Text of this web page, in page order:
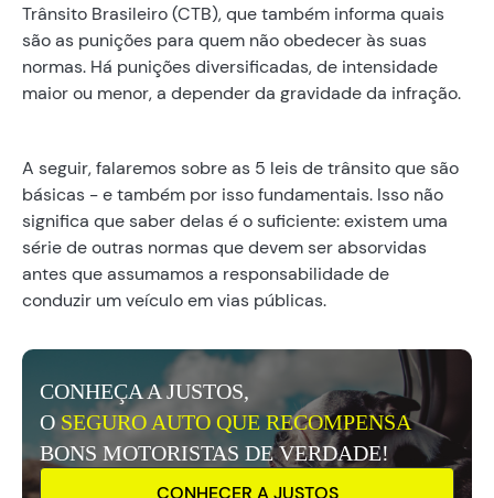
Trânsito Brasileiro (CTB), que também informa quais
são as punições para quem não obedecer às suas
normas. Há punições diversificadas, de intensidade
maior ou menor, a depender da gravidade da infração.
A seguir, falaremos sobre as 5 leis de trânsito que são
básicas - e também por isso fundamentais. Isso não
significa que saber delas é o suficiente: existem uma
série de outras normas que devem ser absorvidas
antes que assumamos a responsabilidade de
conduzir um veículo em vias públicas.
CONHEÇA A JUSTOS,
OSEGURO AUTO QUE RECOMPENSA
BONS MOTORISTAS DE VERDADE!
CONHECER A JUSTOS